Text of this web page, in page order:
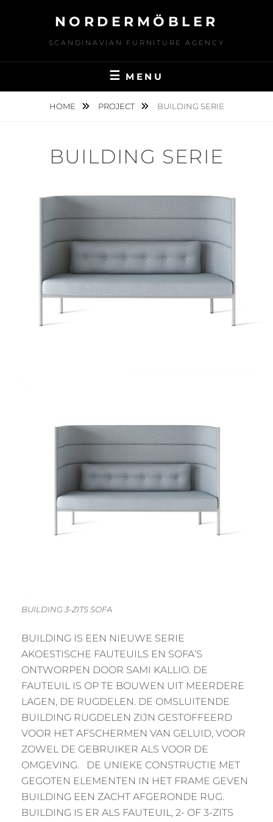
NORDERMÖBLER
SCANDINAVIAN FURNITURE AGENCY
MENU
HOME PROJECT BUILDING SERIE
BUILDING SERIE
BUILDING 3-ZITS SOFA
BUILDING IS EEN NIEUWE SERIE
AKOESTISCHE FAUTEUILS EN SOFA’S
ONTWORPEN DOOR SAMI KALLIO. DE
FAUTEUIL IS OP TE BOUWEN UIT MEERDERE
LAGEN, DE RUGDELEN. DE OMSLUITENDE
BUILDING RUGDELEN ZIJN GESTOFFEERD
VOOR HET AFSCHERMEN VAN GELUID, VOOR
ZOWEL DE GEBRUIKER ALS VOOR DE
OMGEVING. DE UNIEKE CONSTRUCTIE MET
GEGOTEN ELEMENTEN IN HET FRAME GEVEN
BUILDING EEN ZACHT AFGERONDE RUG.
BUILDING IS ER ALS FAUTEUIL, 2- OF 3-ZITS